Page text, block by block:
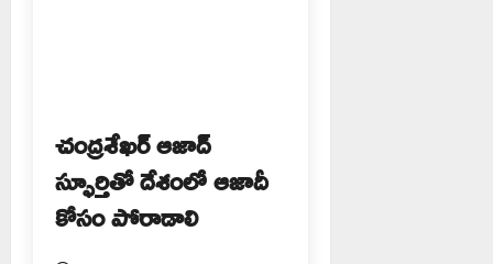
చంద్రశేఖర్ ఆజాద్
స్ఫూర్తితో దేశంలో ఆజాదీ
కోసం పోరాడాలి